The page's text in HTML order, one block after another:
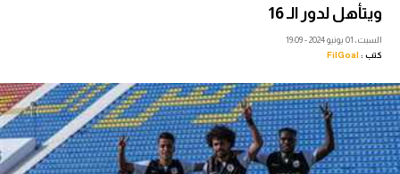
فانتازي في الجول
فيديوهات
عدسات
ويتأهل لدور الـ 16
السبت، 01 يونيو 2024 - 19:09
كتب : FilGoal